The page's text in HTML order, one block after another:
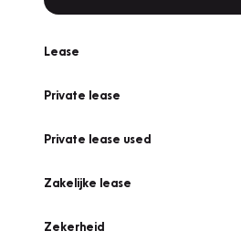
Lease
Private lease
Private lease used
Zakelijke lease
Zekerheid